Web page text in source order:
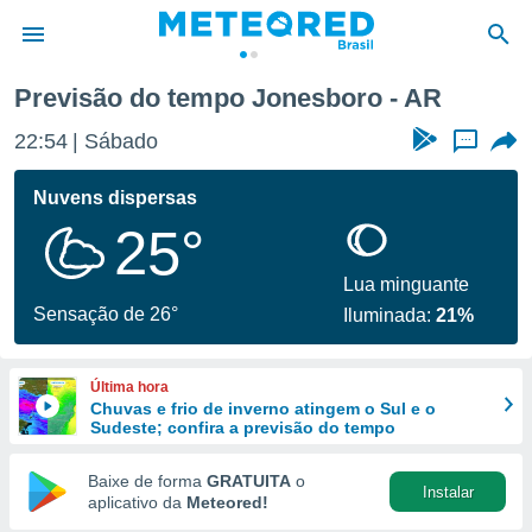
da
fornecidas
a este
das
e
forma
digital
Previsão do tempo Jonesboro - AR
22:54 Sábado ...
Nuvens dispersas
25°
Sensação de 26°
Lua minguante
Iluminada:21%
Última hora
Chuvas e frio de inverno atingem o Sul e o
Sudeste; confira a previsão do tempo
Baixe de forma GRATUITA o
aplicativo da Meteored!
Instalar